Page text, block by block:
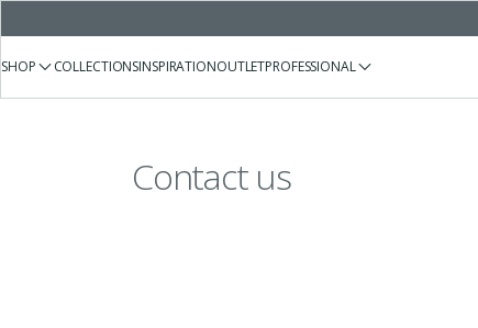
SHOP COLLECTIONSINSPIRATIONOUTLETPROFESSIONAL
Contact us